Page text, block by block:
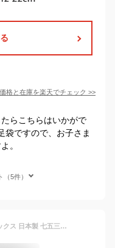
価格と在庫を楽天でチェック >>
らこちらはいかがで
袋ですので、お子さま
。
5件）
8点までメール便OK 足袋 子供用 ソックス 日本製 七五三 3歳 7歳 こども kids 滑り止め 5歳 幼稚園 保育園 発表会 ストレッチ 滑り止め 子供足袋 白